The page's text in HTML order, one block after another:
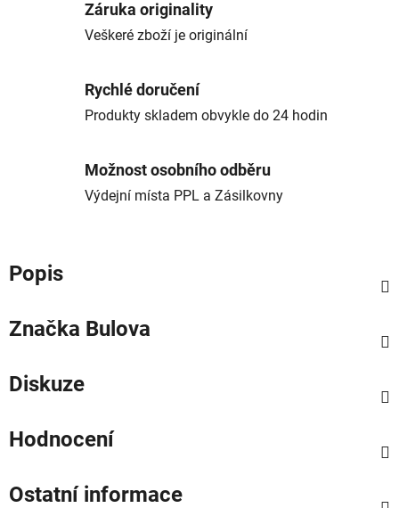
Záruka originality
Veškeré zboží je originální
Rychlé doručení
Produkty skladem obvykle do 24 hodin
Možnost osobního odběru
Výdejní místa PPL a Zásilkovny
Popis
Značka Bulova
Diskuze
Hodnocení
Ostatní informace